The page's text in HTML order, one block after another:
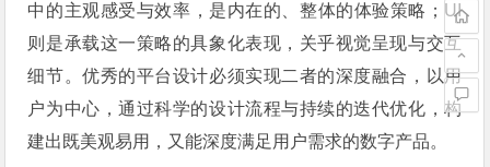
中的主观感受与效率，是内在的、整体的体验策略；UI
则是承载这一策略的具象化表现，关乎视觉呈现与交互
细节。优秀的平台设计必须实现二者的深度融合，以用
户为中心，通过科学的设计流程与持续的迭代优化，构
建出既美观易用，又能深度满足用户需求的数字产品。